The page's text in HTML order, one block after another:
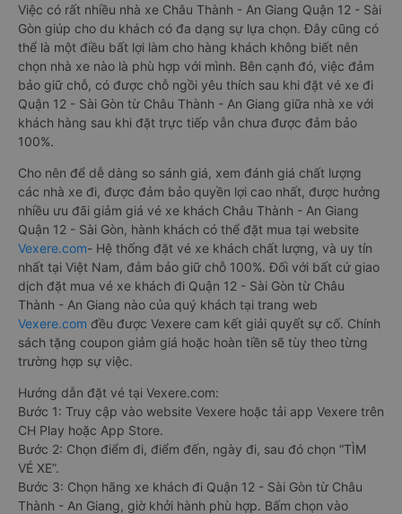
Việc có rất nhiều nhà xe Châu Thành - An Giang Quận 12 - Sài
Gòn giúp cho du khách có đa dạng sự lựa chọn. Đây cũng có
thể là một điều bất lợi làm cho hàng khách không biết nên
chọn nhà xe nào là phù hợp với mình. Bên cạnh đó, việc đảm
bảo giữ chỗ, có được chỗ ngồi yêu thích sau khi đặt vé xe đi
Quận 12 - Sài Gòn từ Châu Thành - An Giang giữa nhà xe với
khách hàng sau khi đặt trực tiếp vẫn chưa được đảm bảo
100%.
Cho nên để dễ dàng so sánh giá, xem đánh giá chất lượng
các nhà xe đi, được đảm bảo quyền lợi cao nhất, được hưởng
nhiều ưu đãi giảm giá vé xe khách Châu Thành - An Giang
Quận 12 - Sài Gòn, hành khách có thể đặt mua tại website
Vexere.com- Hệ thống đặt vé xe khách chất lượng, và uy tín
nhất tại Việt Nam, đảm bảo giữ chỗ 100%. Đối với bất cứ giao
dịch đặt mua vé xe khách đi Quận 12 - Sài Gòn từ Châu
Thành - An Giang nào của quý khách tại trang web
Vexere.com đều được Vexere cam kết giải quyết sự cố. Chính
sách tặng coupon giảm giá hoặc hoàn tiền sẽ tùy theo từng
trường hợp sự việc.
Hướng dẫn đặt vé tại Vexere.com:
Bước 1: Truy cập vào website Vexere hoặc tải app Vexere trên
CH Play hoặc App Store.
Bước 2: Chọn điểm đi, điểm đến, ngày đi, sau đó chọn “TÌM
VÉ XE”.
Bước 3: Chọn hãng xe khách đi Quận 12 - Sài Gòn từ Châu
Thành - An Giang, giờ khởi hành phù hợp. Bấm chọn vào